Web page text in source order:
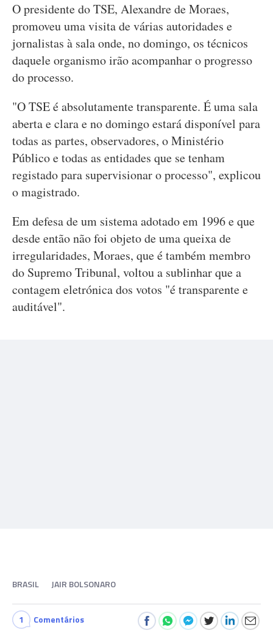
O presidente do TSE, Alexandre de Moraes,
promoveu uma visita de várias autoridades e
jornalistas à sala onde, no domingo, os técnicos
daquele organismo irão acompanhar o progresso
do processo.
"O TSE é absolutamente transparente. É uma sala
aberta e clara e no domingo estará disponível para
todas as partes, observadores, o Ministério
Público e todas as entidades que se tenham
registado para supervisionar o processo", explicou
o magistrado.
Em defesa de um sistema adotado em 1996 e que
desde então não foi objeto de uma queixa de
irregularidades, Moraes, que é também membro
do Supremo Tribunal, voltou a sublinhar que a
contagem eletrónica dos votos "é transparente e
auditável".
BRASIL JAIR BOLSONARO
1 Comentários